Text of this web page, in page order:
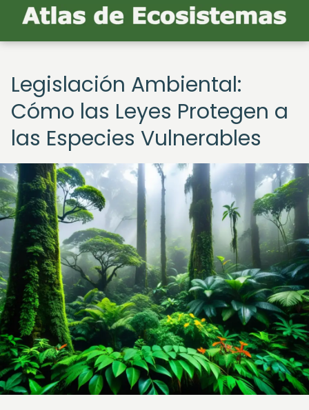
Legislación Ambiental:
Cómo las Leyes Protegen a
las Especies Vulnerables